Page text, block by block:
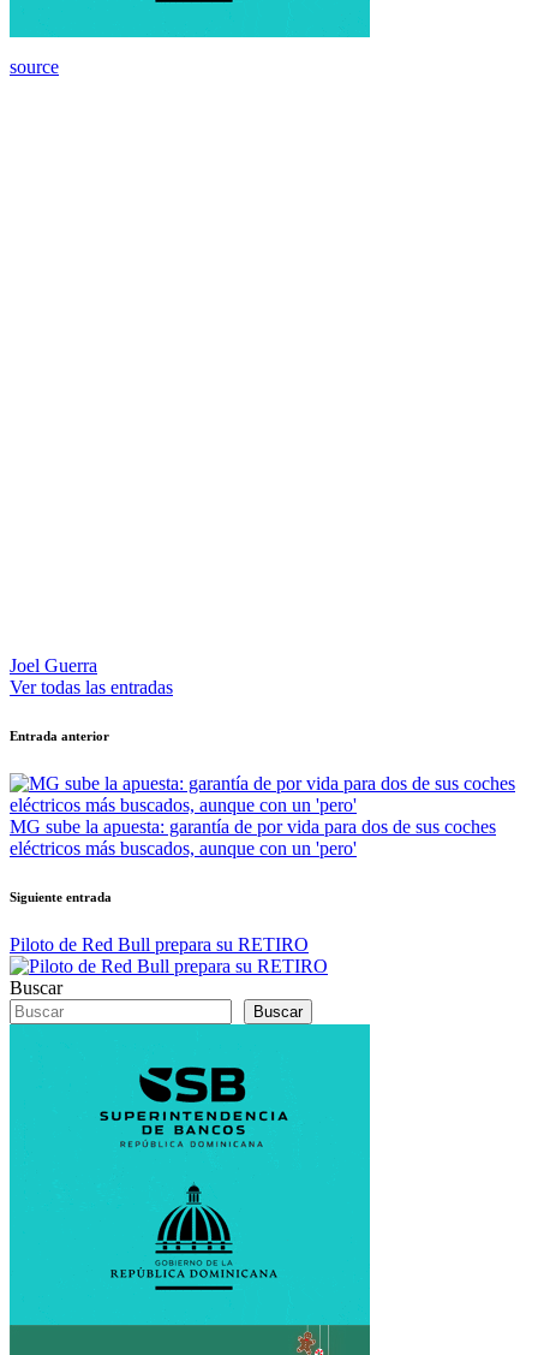
source
Joel Guerra
Ver todas las entradas
Navegación
de
entradas
Entrada anterior
MG sube la apuesta: garantía de por vida para dos de sus coches
eléctricos más buscados, aunque con un 'pero'
Siguiente entrada
Piloto de Red Bull prepara su RETIRO
Buscar
Buscar